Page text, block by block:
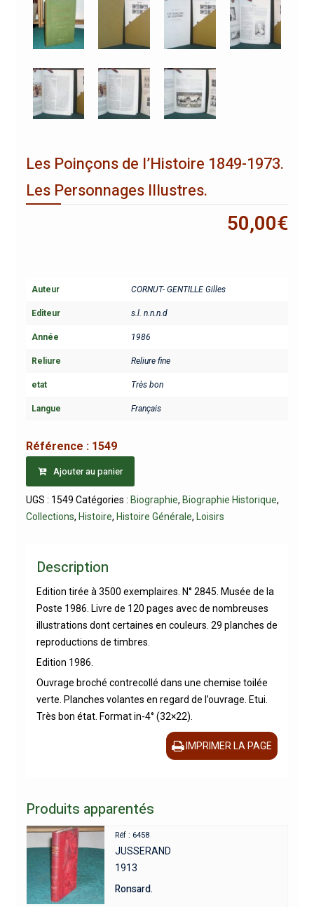
Les Poinçons de l’Histoire 1849-1973.
Les Personnages Illustres.
50,00€
Auteur CORNUT- GENTILLE Gilles
Editeur s.l. n.n.n.d
Année 1986
Reliure Reliure fine
etat Très bon
Langue Français
Référence : 1549
Ajouter au panier
UGS : 1549 Catégories : Biographie, Biographie Historique,
Collections, Histoire, Histoire Générale, Loisirs
Description
Edition tirée à 3500 exemplaires. N° 2845. Musée de la
Poste 1986. Livre de 120 pages avec de nombreuses
illustrations dont certaines en couleurs. 29 planches de
reproductions de timbres.
Edition 1986.
Ouvrage broché contrecollé dans une chemise toilée
verte. Planches volantes en regard de l’ouvrage. Etui.
Très bon état. Format in-4° (32×22).
IMPRIMER LA PAGE
Produits apparentés
Réf : 6458
JUSSERAND
1913
Ronsard.